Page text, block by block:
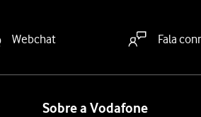
Webchat Fala
Sobre a Vodafone